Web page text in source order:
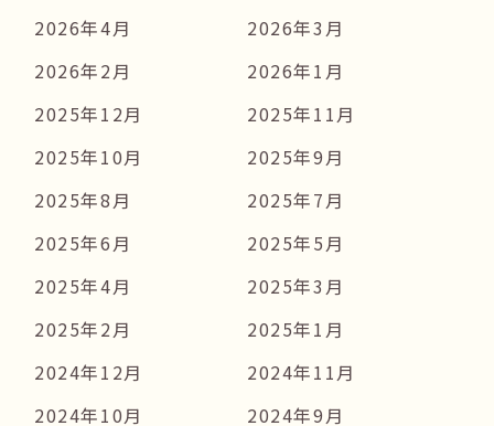
2026年4月
2026年3月
2026年2月
2026年1月
2025年12月
2025年11月
2025年10月
2025年9月
2025年8月
2025年7月
2025年6月
2025年5月
2025年4月
2025年3月
2025年2月
2025年1月
2024年12月
2024年11月
2024年10月
2024年9月